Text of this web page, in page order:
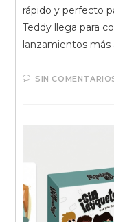
rápido y perfecto
Teddy llega para
lanzamientos
SIN